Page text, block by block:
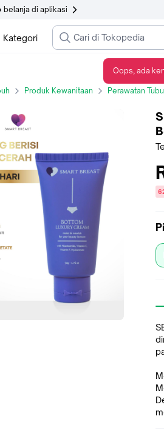
belanja di aplikasi
Kategori
Produk Kewanitaan Perawatan
Oops, ada